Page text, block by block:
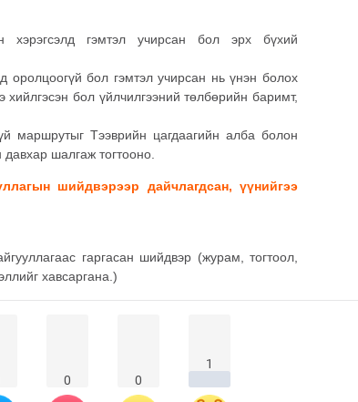
хэрэгсэлд гэмтэл учирсан бол эрх бүхий
оролцоогүй бол гэмтэл учирсан нь үнэн болох
хийлгэсэн бол үйлчилгээний төлбөрийн баримт,
маршрутыг Тээврийн цагдаагийн алба болон
шалгаж тогтооно.
шийдвэрээр дайчлагдсан, үүнийгээ
гаргасан шийдвэр (журам, тогтоол,
хавсаргана.)
0 0
1